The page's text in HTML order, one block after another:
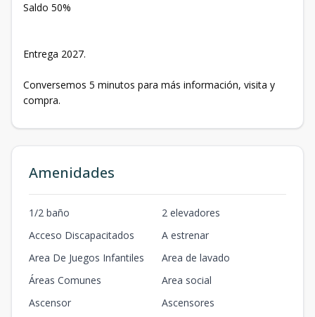
Saldo 50%
Entrega 2027.
Conversemos 5 minutos para más información, visita y
compra.
Amenidades
1/2 baño
2 elevadores
Acceso Discapacitados
A estrenar
Area De Juegos Infantiles
Area de lavado
Áreas Comunes
Area social
Ascensor
Ascensores